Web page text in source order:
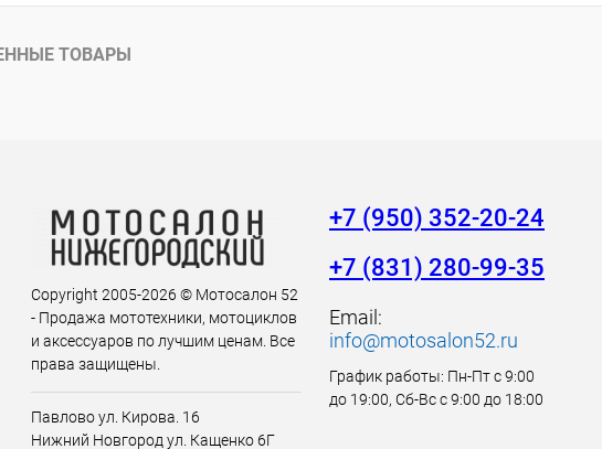
ТОВАРЫ
Copyright 2005-2026 © Мотосалон 52
- Продажа мототехники, мотоциклов
и аксессуаров по лучшим ценам. Все
права защищены.
Павлово ул. Кирова. 16
Нижний Новгород ул. Кащенко 6Г
+7 (950) 352-20-24
+7 (831) 280-99-35
Email:
info@motosalon52.ru
График работы: Пн-Пт с 9:00
до 19:00, Сб-Вс с 9:00 до 18:00